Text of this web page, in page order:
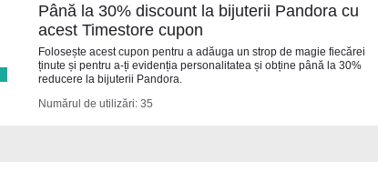
Până la 30% discount la bijuterii Pandora cu
acest Timestore cupon
Folosește acest cupon pentru a adăuga un strop de magie fiecărei
ținute și pentru a-ți evidenția personalitatea și obține până la 30%
reducere la bijuterii Pandora.
Numărul de utilizări: 35